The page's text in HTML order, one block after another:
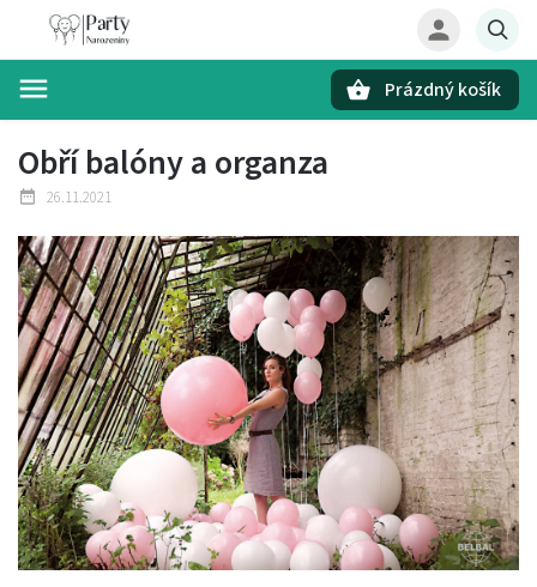
Prázdný košík
Obří balóny a organza
26.11.2021